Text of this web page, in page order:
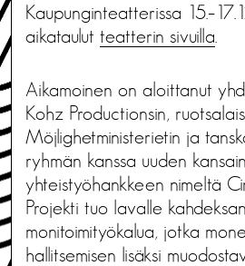
Kaupunginteatterissa
aikataulut teatterin sivuilla
Aikamoinen on aloittanut
Kohz Productionsin,
Möjlighetministerietin ja
ryhmän kanssa uuden
yhteistyöhankkeen nimeltä
Projekti tuo lavalle
monitoimityökalua, jotka
hallitsemisen lisäksi